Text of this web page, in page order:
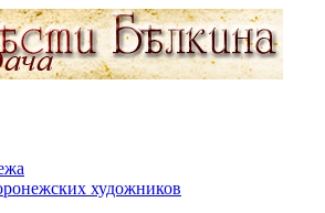
художников